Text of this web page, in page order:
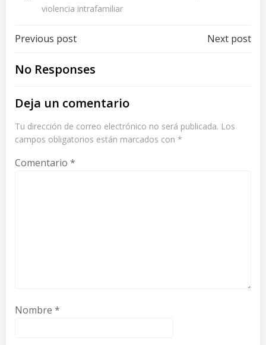
violencia intrafamiliar
Post
navigation
Previous post Next post
No Responses
Deja un comentario
Tu dirección de correo electrónico no será publicada. Los
campos obligatorios están marcados con *
Comentario *
Nombre *